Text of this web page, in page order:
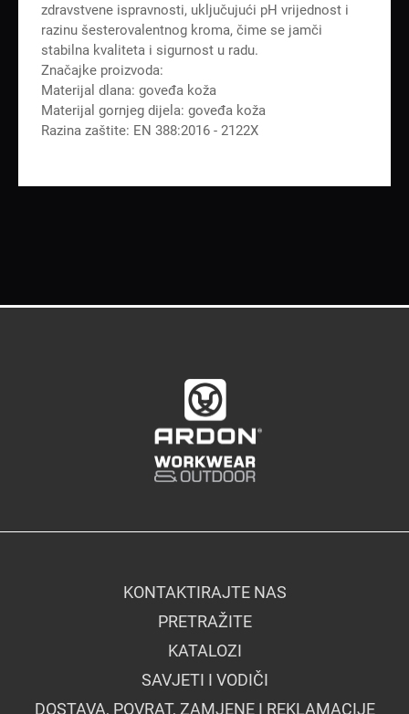
zdravstvene ispravnosti, uključujući pH vrijednost i
razinu šesterovalentnog kroma, čime se jamči
stabilna kvaliteta i sigurnost u radu.
Značajke proizvoda:
Materijal dlana: goveđa koža
Materijal gornjeg dijela: goveđa koža
Razina zaštite: EN 388:2016 - 2122X
KONTAKTIRAJTE NAS
PRETRAŽITE
KATALOZI
SAVJETI I VODIČI
DOSTAVA, POVRAT, ZAMJENE I REKLAMACIJE